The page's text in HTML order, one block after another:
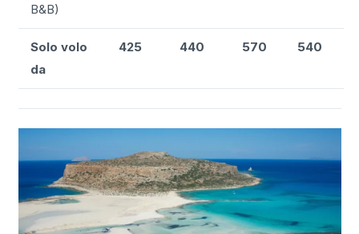
B&B)
Solo volo
da
425 440 570 540